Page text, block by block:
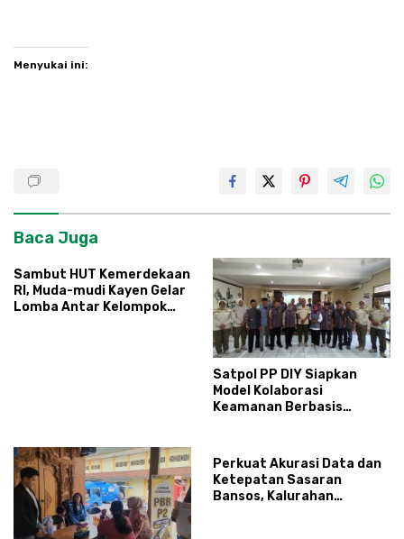
Menyukai ini:
Baca Juga
Sambut HUT Kemerdekaan
RI, Muda-mudi Kayen Gelar
Lomba Antar Kelompok
Satpol PP DIY Siapkan
Model Kolaborasi
Keamanan Berbasis
Perkuat Akurasi Data dan
Ketepatan Sasaran
Bansos, Kalurahan